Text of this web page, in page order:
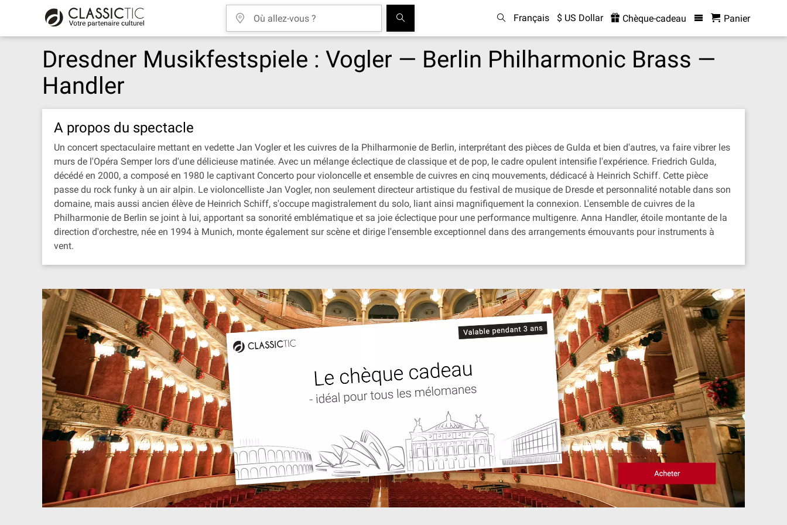
Français $ US Dollar Chèque-cadeau Panier
Dresdner Musikfestspiele : Vogler — Berlin Philharmonic Brass —
Handler
A propos du spectacle
Un concert spectaculaire mettant en vedette Jan Vogler et les cuivres de la Philharmonie de Berlin, interprétant des pièces de Gulda et bien d'autres, va faire vibrer les
murs de l'Opéra Semper lors d'une délicieuse matinée. Avec un mélange éclectique de classique et de pop, le cadre opulent intensifie l'expérience. Friedrich Gulda,
décédé en 2000, a composé en 1980 le captivant Concerto pour violoncelle et ensemble de cuivres en cinq mouvements, dédicacé à Heinrich Schiff. Cette pièce
passe du rock funky à un air alpin. Le violoncelliste Jan Vogler, non seulement directeur artistique du festival de musique de Dresde et personnalité notable dans son
domaine, mais aussi ancien élève de Heinrich Schiff, s'occupe magistralement du solo, liant ainsi magnifiquement la connexion. L'ensemble de cuivres de la
Philharmonie de Berlin se joint à lui, apportant sa sonorité emblématique et sa joie éclectique pour une performance multigenre. Anna Handler, étoile montante de la
direction d'orchestre, née en 1994 à Munich, monte également sur scène et dirige l'ensemble exceptionnel dans des arrangements émouvants pour instruments à
vent.